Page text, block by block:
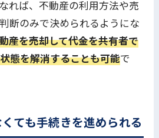
れば、不動産の利用方法や売
断のみで決められるようにな
産を売却して代金を共有者で
態を解消することも可能で
ても手続きを進められる